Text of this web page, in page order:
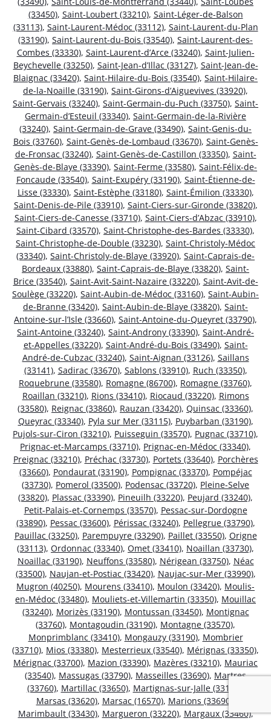
(33450), Saint-Loubert (33210), Saint-Léger-de-Balson
(33113), Saint-Laurent-Médoc (33112), Saint-Laurent-du-Plan
(33190), Saint-Laurent-du-Bois (33540), Saint-Laurent-des-
Combes (33330), Saint-Laurent-d’Arce (33240), Saint-Julien-
Beychevelle (33250), Saint-Jean-d’Illac (33127), Saint-Jean-de-
Blaignac (33420), Saint-Hilaire-du-Bois (33540), Saint-Hilaire-
de-la-Noaille (33190), Saint-Girons-d’Aiguevives (33920),
Saint-Gervais (33240), Saint-Germain-du-Puch (33750), Saint-
Germain-d’Esteuil (33340), Saint-Germain-de-la-Rivière
(33240), Saint-Germain-de-Grave (33490), Saint-Genis-du-
Bois (33760), Saint-Genès-de-Lombaud (33670), Saint-Genès-
de-Fronsac (33240), Saint-Genès-de-Castillon (33350), Saint-
Genès-de-Blaye (33390), Saint-Ferme (33580), Saint-Félix-de-
Foncaude (33540), Saint-Exupéry (33190), Saint-Étienne-de-
Lisse (33330), Saint-Estèphe (33180), Saint-Émilion (33330),
Saint-Denis-de-Pile (33910), Saint-Ciers-sur-Gironde (33820),
Saint-Ciers-de-Canesse (33710), Saint-Ciers-d’Abzac (33910),
Saint-Cibard (33570), Saint-Christophe-des-Bardes (33330),
Saint-Christophe-de-Double (33230), Saint-Christoly-Médoc
(33340), Saint-Christoly-de-Blaye (33920), Saint-Caprais-de-
Bordeaux (33880), Saint-Caprais-de-Blaye (33820), Saint-
Brice (33540), Saint-Avit-Saint-Nazaire (33220), Saint-Avit-de-
Soulège (33220), Saint-Aubin-de-Médoc (33160), Saint-Aubin-
de-Branne (33420), Saint-Aubin-de-Blaye (33820), Saint-
Antoine-sur-l’Isle (33660), Saint-Antoine-du-Queyret (33790),
Saint-Antoine (33240), Saint-Androny (33390), Saint-André-
et-Appelles (33220), Saint-André-du-Bois (33490), Saint-
André-de-Cubzac (33240), Saint-Aignan (33126), Saillans
(33141), Sadirac (33670), Sablons (33910), Ruch (33350),
Roquebrune (33580), Romagne (86700), Romagne (33760),
Roaillan (33210), Rions (33410), Riocaud (33220), Rimons
(33580), Reignac (33860), Rauzan (33420), Quinsac (33360),
Queyrac (33340), Pyla sur Mer (33115), Puybarban (33190),
Pujols-sur-Ciron (33210), Puisseguin (33570), Pugnac (33710),
Prignac-et-Marcamps (33710), Prignac-en-Médoc (33340),
Preignac (33210), Préchac (33730), Portets (33640), Porchères
(33660), Pondaurat (33190), Pompignac (33370), Pompéjac
(33730), Pomerol (33500), Podensac (33720), Pleine-Selve
(33820), Plassac (33390), Pineuilh (33220), Peujard (33240),
Petit-Palais-et-Cornemps (33570), Pessac-sur-Dordogne
(33890), Pessac (33600), Périssac (33240), Pellegrue (33790),
Pauillac (33250), Parempuyre (33290), Paillet (33550), Origne
(33113), Ordonnac (33340), Omet (33410), Noaillan (33730),
Noaillac (33190), Neuffons (33580), Nérigean (33750), Néac
(33500), Naujan-et-Postiac (33420), Naujac-sur-Mer (33990),
Mugron (40250), Mourens (33410), Moulon (33420), Moulis-
en-Médoc (33480), Mouliets-et-Villemartin (33350), Mouillac
(33240), Morizès (33190), Montussan (33450), Montignac
(33760), Montagoudin (33190), Montagne (33570),
Monprimblanc (33410), Mongauzy (33190), Mombrier
(33710), Mios (33380), Mesterrieux (33540), Mérignas (33350),
Mérignac (33700), Mazion (33390), Mazères (33210), Mauriac
(33540), Massugas (33790), Masseilles (33690), Martres
(33760), Martillac (33650), Martignas-sur-Jalle (33127)
Marsas (33620), Marsac (16570), Marions (33690)
Marimbault (33430), Margueron (33220), Margaux (33460),